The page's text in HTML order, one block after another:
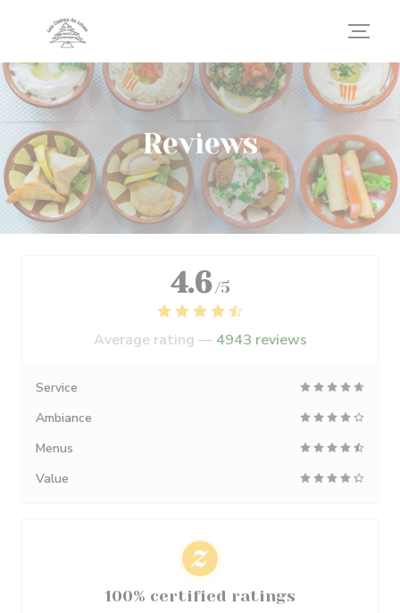
Reviews
4.6 /5
Average rating — 4943 reviews
Service
Ambiance
Menus
Value
100% certified ratings